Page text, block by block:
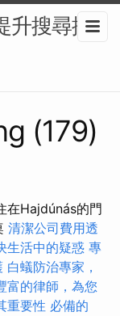
升搜尋排
(179)
在Hajdúnás的門
清潔公司費用透
生活中的疑惑 專
白蟻防治專家，
富的律師，為您
重要性 必備的